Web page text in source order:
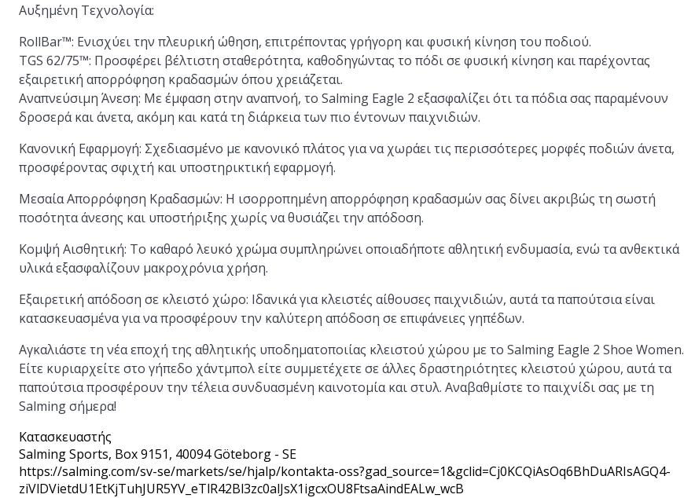
Αυξημένη Τεχνολογία:
RollBar™: Ενισχύει την πλευρική ώθηση, επιτρέποντας γρήγορη και φυσική κίνηση του ποδιού.
TGS 62/75™: Προσφέρει βέλτιστη σταθερότητα, καθοδηγώντας το πόδι σε φυσική κίνηση και παρέχοντας
εξαιρετική απορρόφηση κραδασμών όπου χρειάζεται.
Αναπνεύσιμη Άνεση: Με έμφαση στην αναπνοή, το Salming Eagle 2 εξασφαλίζει ότι τα πόδια σας παραμένουν
δροσερά και άνετα, ακόμη και κατά τη διάρκεια των πιο έντονων παιχνιδιών.
Κανονική Εφαρμογή: Σχεδιασμένο με κανονικό πλάτος για να χωράει τις περισσότερες μορφές ποδιών άνετα,
προσφέροντας σφιχτή και υποστηρικτική εφαρμογή.
Μεσαία Απορρόφηση Κραδασμών: Η ισορροπημένη απορρόφηση κραδασμών σας δίνει ακριβώς τη σωστή
ποσότητα άνεσης και υποστήριξης χωρίς να θυσιάζει την απόδοση.
Κομψή Αισθητική: Το καθαρό λευκό χρώμα συμπληρώνει οποιαδήποτε αθλητική ενδυμασία, ενώ τα ανθεκτικά
υλικά εξασφαλίζουν μακροχρόνια χρήση.
Εξαιρετική απόδοση σε κλειστό χώρο: Ιδανικά για κλειστές αίθουσες παιχνιδιών, αυτά τα παπούτσια είναι
κατασκευασμένα για να προσφέρουν την καλύτερη απόδοση σε επιφάνειες γηπέδων.
Αγκαλιάστε τη νέα εποχή της αθλητικής υποδηματοποιίας κλειστού χώρου με το Salming Eagle 2 Shoe Women.
Είτε κυριαρχείτε στο γήπεδο χάντμπολ είτε συμμετέχετε σε άλλες δραστηριότητες κλειστού χώρου, αυτά τα
παπούτσια προσφέρουν την τέλεια συνδυασμένη καινοτομία και στυλ. Αναβαθμίστε το παιχνίδι σας με τη
Salming σήμερα!
Κατασκευαστής
Salming Sports, Box 9151, 40094 Göteborg - SE
https://salming.com/sv-se/markets/se/hjalp/kontakta-oss?gad_source=1&gclid=Cj0KCQiAsOq6BhDuARIsAGQ4-
ziVlDVietdU1EtKjTuhJUR5YV_eTlR42Bl3zc0alJsX1igcxOU8FtsaAindEALw_wcB